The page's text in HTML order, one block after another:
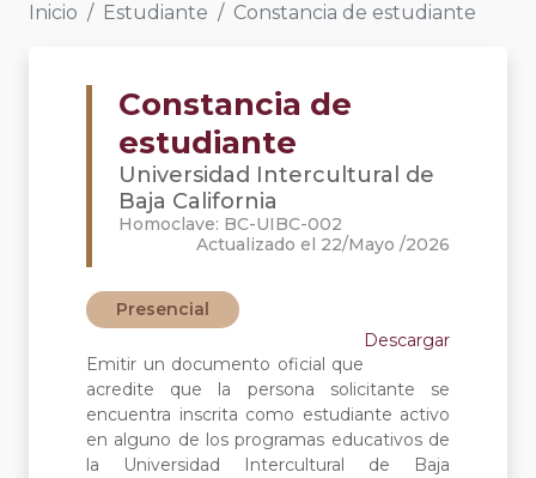
Inicio Estudiante Constancia de estudiante
Constancia de
estudiante
Universidad Intercultural de
Baja California
Homoclave: BC-UIBC-002
Actualizado el 22/Mayo /2026
Presencial
Descargar
Emitir un documento oficial que
acredite que la persona solicitante se
encuentra inscrita como estudiante activo
en alguno de los programas educativos de
la Universidad Intercultural de Baja